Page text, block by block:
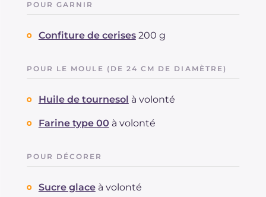
POUR GARNIR
Confiture de cerises 200 g
POUR LE MOULE (DE 24 CM DE DIAMÈTRE)
Huile de tournesol à volonté
Farine type 00 à volonté
POUR DÉCORER
Sucre glace à volonté